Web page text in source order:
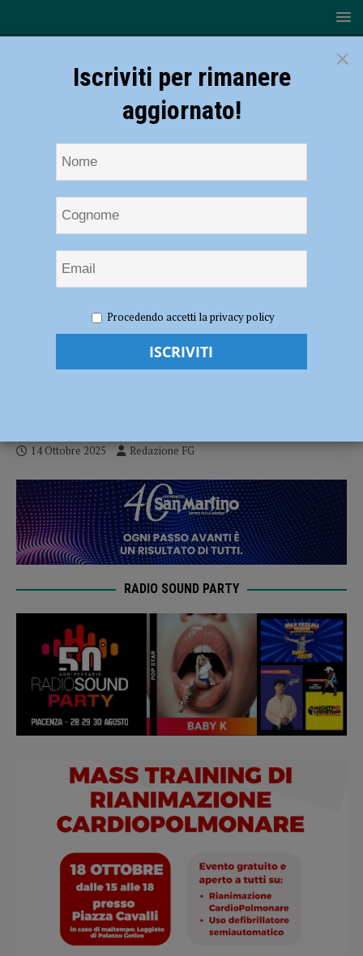
rianimazione cardiopolmonare in Piazza Cavalli sabato 18 ottobre
Mass training di rianimazione
14 Ottobre 2025 Redazione FG
RADIO SOUND PARTY
×
Iscriviti per rimanere
aggiornato!
Procedendo accetti la privacy policy